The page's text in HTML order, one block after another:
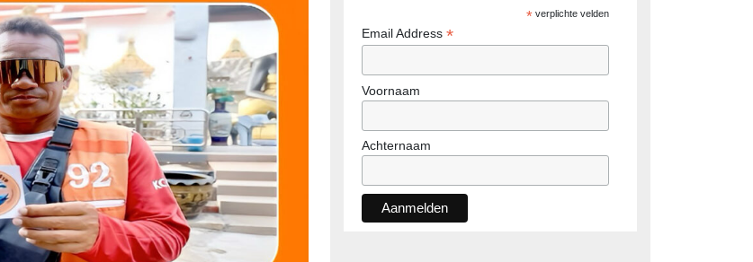
*verplichte velden
Email Address *
Voornaam
Achternaam